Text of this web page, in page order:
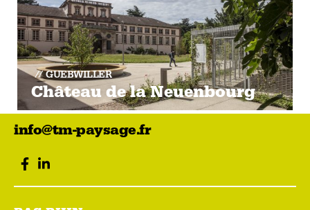
GUEBWILLER
Château de la Neuenbourg
info@tm-paysage.fr
facebook
LinkedIn